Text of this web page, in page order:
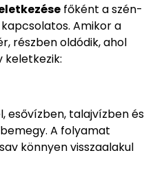
főként a szén-
Amikor a
részben oldódik, ahol
keletkezik:
esővízben, talajvízben és
A folyamat
könnyen visszaalakul